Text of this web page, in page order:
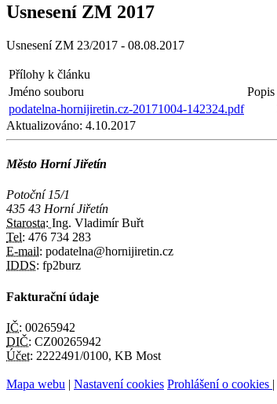
Usnesení ZM 2017
Usnesení ZM 23/2017 - 08.08.2017
Přílohy k článku
Jméno souboru
Popis
podatelna-hornijiretin.cz-20171004-142324.pdf
Aktualizováno: 4.10.2017
Město Horní Jiřetín
Potoční 15/1
435 43 Horní Jiřetín
Starosta: Ing. Vladimír Buřt
Tel: 476 734 283
E-mail: podatelna@hornijiretin.cz
IDDS: fp2burz
Fakturační údaje
IČ: 00265942
DIČ: CZ00265942
Účet: 2222491/0100, KB Most
Mapa webu | Nastavení cookies Prohlášení o cookies |